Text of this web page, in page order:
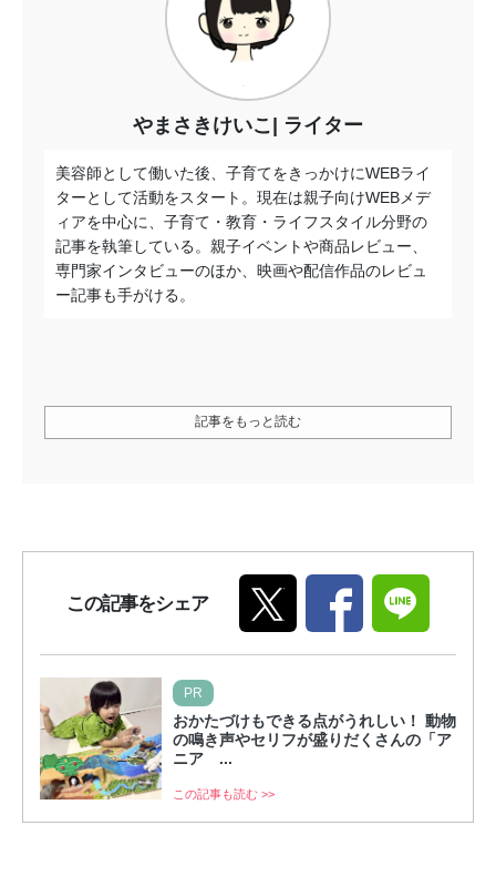
やまさきけいこ ライター
美容師として働いた後、子育てをきっかけにWEBライ
ターとして活動をスタート。現在は親子向けWEBメデ
ィアを中心に、子育て・教育・ライフスタイル分野の
記事を執筆している。親子イベントや商品レビュー、
専門家インタビューのほか、映画や配信作品のレビュ
ー記事も手がける。
記事をもっと読む
この記事をシェア
PR
おかたづけもできる点がうれしい！ 動物
の鳴き声やセリフが盛りだくさんの「ア
ニア ...
この記事も読む >>